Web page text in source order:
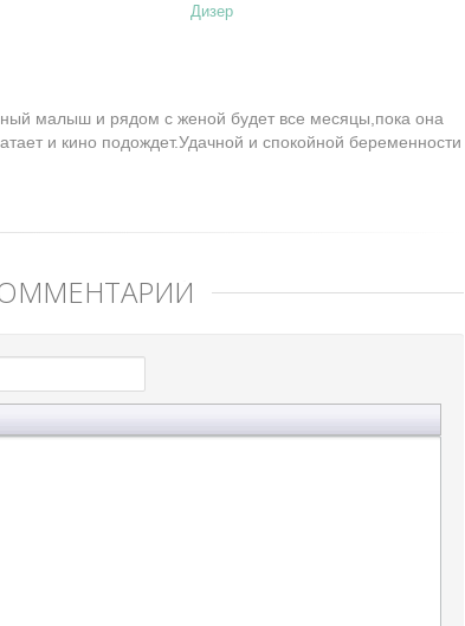
Дизер
малыш и рядом с женой будет все месяцы,пока она
и кино подождет.Удачной и спокойной беременности